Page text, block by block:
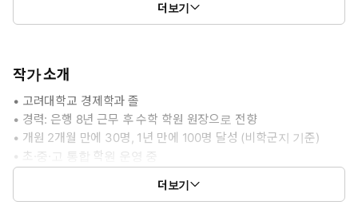
막막함을 느끼는 학원 원장님들을 위한 실전 노하우 가이드입니다.
더보기
작가 소개
• 고려대학교 경제학과 졸
• 경력: 은행 8년 근무 후 수학 학원 원장으로 전향
• 개원 2개월 만에 30명, 1년 만에 100명 달성 (비학군지 기준)
• 초·중·고 통합 학원 운영 중
• 지역 온라인 카페 홍보·블로그 OSMU 전략으로 큰 비용 없이 자연
더보기